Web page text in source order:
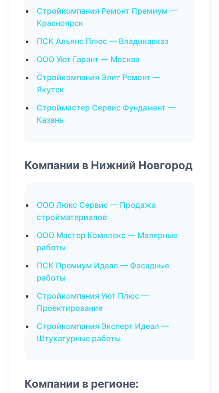
Стройкомпания Ремонт Премиум —
Красноярск
ПСК Альянс Плюс — Владикавказ
ООО Уют Гарант — Москва
Стройкомпания Элит Ремонт —
Якутск
Строймастер Сервис Фундамент —
Казань
Компании в Нижний Новгород
ООО Люкс Сервис — Продажа
стройматериалов
ООО Мастер Комплекс — Малярные
работы
ПСК Премиум Идеал — Фасадные
работы
Стройкомпания Уют Плюс —
Проектирование
Стройкомпания Эксперт Идеал —
Штукатурные работы
Компании в регионе: